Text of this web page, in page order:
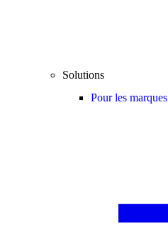
Solutions
Pour les marques